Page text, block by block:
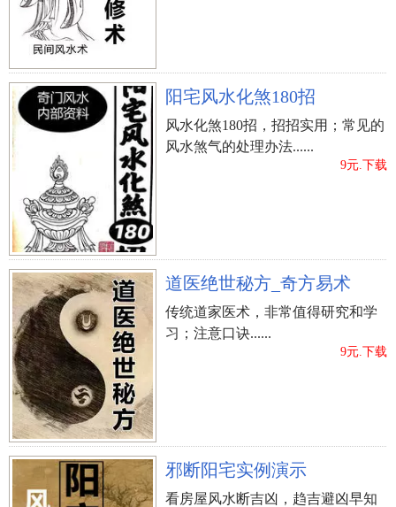
阳宅风水化煞180招
风水化煞180招，招招实用；常见的
风水煞气的处理办法......
9元.下载
道医绝世秘方_奇方易术
传统道家医术，非常值得研究和学
习；注意口诀......
9元.下载
邪断阳宅实例演示
看房屋风水断吉凶，趋吉避凶早知